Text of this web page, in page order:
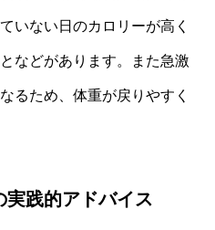
いない日のカロリーが高く
などがあります。また急激
るため、体重が戻りやすく
実践的アドバイス